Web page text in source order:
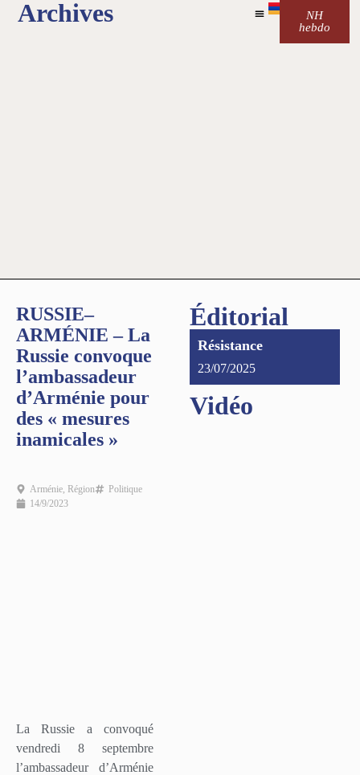
Archives
NH
hebdo
RUSSIE–
ARMÉNIE – La
Russie convoque
l’ambassadeur
d’Arménie pour
des « mesures
inamicales »
Arménie Région
Politique
14/9/2023
La Russie a convoqué
vendredi 8 septembre
l’ambassadeur d’Arménie
Éditorial
Résistance
23/07/2025
Vidéo